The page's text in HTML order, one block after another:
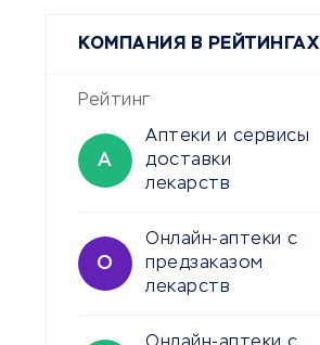
КОМПАНИЯ В РЕЙТИНГАХ
Рейтинг
А
Аптеки и сервисы
доставки
лекарств
О
Онлайн-аптеки с
предзаказом
лекарств